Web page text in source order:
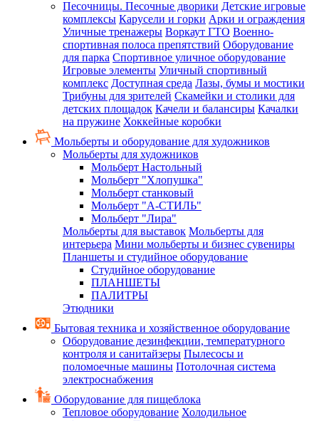
Песочницы. Песочные дворики Детские игровые
комплексы Карусели и горки Арки и ограждения
Уличные тренажеры Воркаут ГТО Военно-
спортивная полоса препятствий Оборудование
для парка Спортивное уличное оборудование
Игровые элементы Уличный спортивный
комплекс Доступная среда Лазы, бумы и мостики
Трибуны для зрителей Скамейки и столики для
детских площадок Качели и балансиры Качалки
на пружине Хоккейные коробки
Мольберты и оборудование для художников
Мольберты для художников
Мольберт Настольный
Мольберт "Хлопушка"
Мольберт станковый
Мольберт "А-СТИЛЬ"
Мольберт "Лира"
Мольберты для выставок Мольберты для
интерьера Мини мольберты и бизнес сувениры
Планшеты и студийное оборудование
Студийное оборудование
ПЛАНШЕТЫ
ПАЛИТРЫ
Этюдники
Бытовая техника и хозяйственное оборудование
Оборудование дезинфекции, температурного
контроля и санитайзеры Пылесосы и
поломоечные машины Потолочная система
электроснабжения
Оборудование для пищеблока
Тепловое оборудование Холодильное